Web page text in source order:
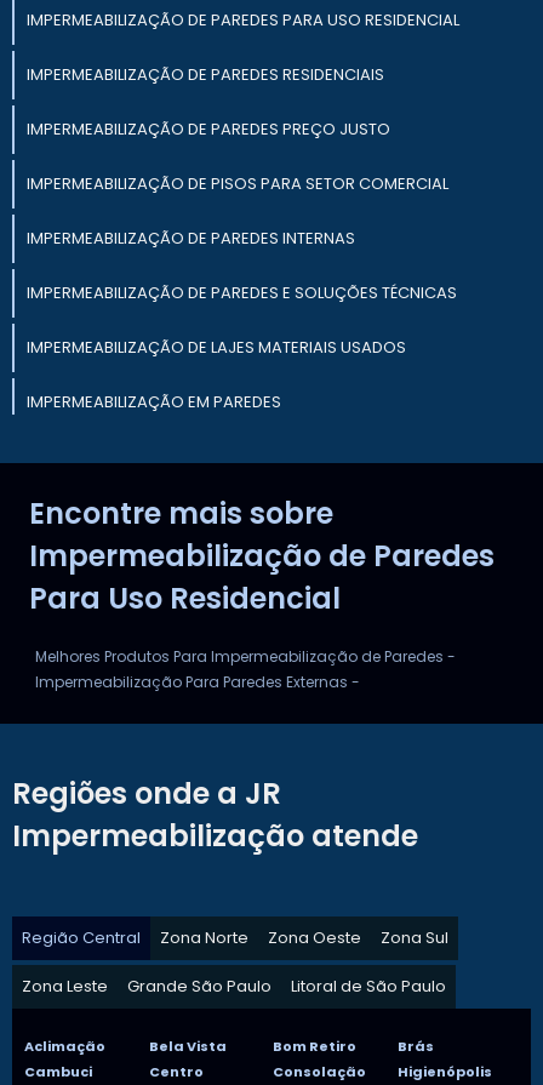
IMPERMEABILIZAÇÃO DE PAREDES PARA USO RESIDENCIAL
IMPERMEABILIZAÇÃO DE PAREDES RESIDENCIAIS
IMPERMEABILIZAÇÃO DE PAREDES PREÇO JUSTO
IMPERMEABILIZAÇÃO DE PISOS PARA SETOR COMERCIAL
IMPERMEABILIZAÇÃO DE PAREDES INTERNAS
IMPERMEABILIZAÇÃO DE PAREDES E SOLUÇÕES TÉCNICAS
IMPERMEABILIZAÇÃO DE LAJES MATERIAIS USADOS
IMPERMEABILIZAÇÃO EM PAREDES
IMPERMEABILIZAÇÃO DE LAJES PREÇO JUSTO
Encontre mais sobre
Impermeabilização de Paredes
Para Uso Residencial
Melhores Produtos Para Impermeabilização de Paredes -
Impermeabilização Para Paredes Externas -
Regiões onde a JR
Impermeabilização atende
Região Central Zona Norte Zona Oeste Zona Sul
Zona Leste Grande São Paulo Litoral de São Paulo
Aclimação Bela Vista Bom Retiro
Brás
Cambuci
Centro Consolação
Higienópolis